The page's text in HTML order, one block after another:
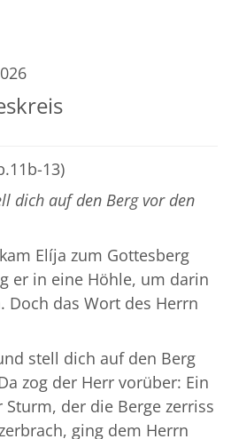
13)
dich auf den Berg vor den
Elíja zum Gottesberg
er in eine Höhle, um darin
Doch das Wort des Herrn
stell dich auf den Berg
zog der Herr vorüber: Ein
der die Berge zerriss
ging dem Herrn